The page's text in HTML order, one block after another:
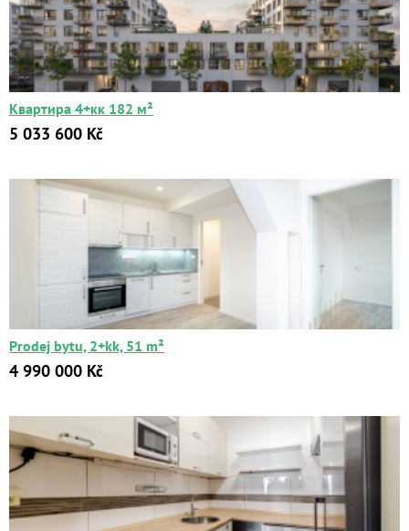
Квартиры
Дома
Новостройки
Коммерческие объекты
Город:
Площадь:
до
Цена:
Квартира 4+кк 182 м²
5 033 600 Kč
Prodej bytu, 2+kk, 51 m²
4 990 000 Kč